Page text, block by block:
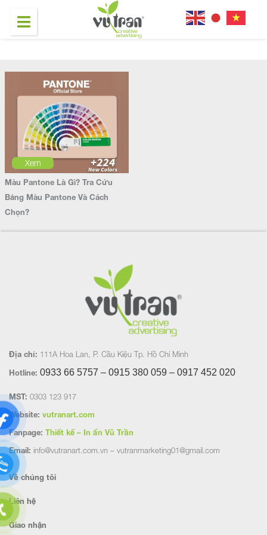
Xem
Màu Pantone Là Gì? Tra Cứu
Bảng Màu Pantone Và Cách
Chọn?
Địa chỉ: 111A Hoa Lan, P. Cầu Kiệu Tp. Hồ Chí Minh
Hotline: 0933 66 5757 – 0915 380 059 – 0917 452 020
MST: 0303 123 917
Website: vutranart.com
Fanpage: Thiết kế – In ấn Vũ Trần
Email: info@vutranart.com.vn – vutranmarketing01@gmail.com
Về chúng tôi
Liên hệ
Giao nhận